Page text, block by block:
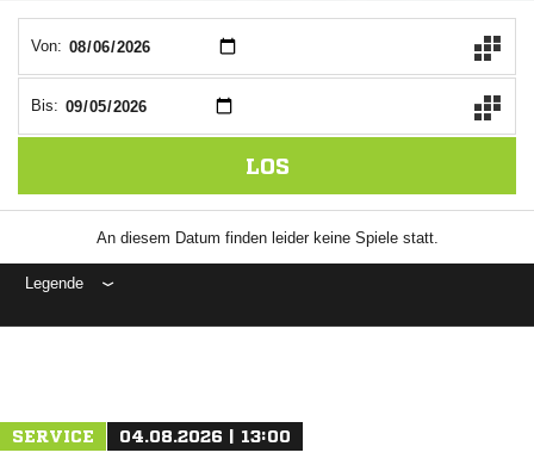
Von:
Bis:
LOS
An diesem Datum finden leider keine Spiele statt.
Legende
SERVICE 04.08.2026 | 13:00